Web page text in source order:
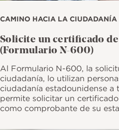
CAMINO HACIA LA CIUDADANÍA
Solicite un certificado
(Formulario N-600)
Al Formulario N-600, la
ciudadanía, lo utilizan
ciudadanía estadounidense a
permite solicitar un
como comprobante de su